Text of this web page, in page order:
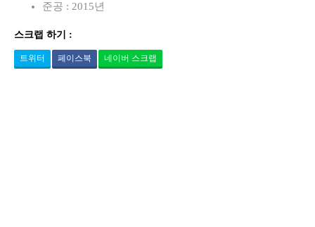
준공 : 2015년
스크랩 하기 :
트위터 페이스북 네이버 스크랩